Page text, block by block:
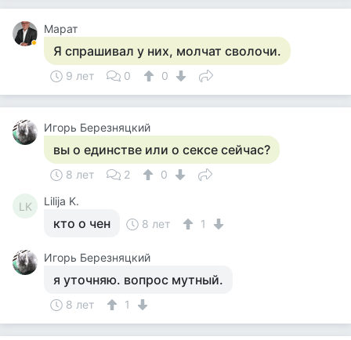
Марат
Я спрашивал у них, молчат сволочи.
9 лет 0 0
Игорь Березняцкий
вы о единстве или о сексе сейчас?
8 лет 2 0
LK Lilija K.
кто о чен 8 лет 1
Игорь Березняцкий
я уточняю. вопрос мутный.
8 лет 1